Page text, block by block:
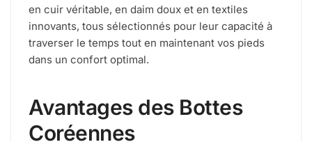
en cuir véritable, en daim doux et en textiles
innovants, tous sélectionnés pour leur capacité à
traverser le temps tout en maintenant vos pieds
dans un confort optimal.
Avantages des Bottes
Coréennes